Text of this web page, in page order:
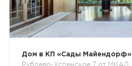
Дом в КП «Сады Майендорф»
Рублево-Успенское 7 от МКАД